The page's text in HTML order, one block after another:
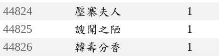
44824
壓寨夫人
1
44825
謏聞之陋
1
44826
韓壽分香
1